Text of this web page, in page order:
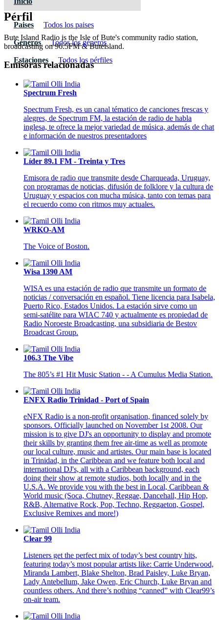
Paises Todos los paises
Géneros Todos los géneros
Estaciones Todos los pérfiles
Pérfil
Bute Island Radio is the Isle of Bute's community radio station,
broadcasting on 96.5FM & Buteisland.
Emisoras relacionadas
Spectrum Fresh
Spectrum Fresh, es un canal tématico de canciones frescas y
alegres, de Spectrum FM, la estación de radio de habla
inglesa, te ofrece la mejor variedad de música, además de chat
e información de nuestros presentadores
Líder 89.1 FM - Treinta y Tres
Emisora de radio que transmite desde Charqueada, Uruguay,
con programas de noticias, difusión de folklore y la cultura de
Uruguay y espacios con mucha música, tanto con temas para
el recuerdo como con ritmos muy actuales.
WRKO-AM
The Voice of Boston.
Wisa 1390 AM
WISA es una estación de radio que transmite un formato de
noticias / conversación en español. Tiene licencia para Isabela,
Puerto Rico, Estados Unidos. La estación sirve como un
semi-satélite para WIAC 740 y actualmente es propiedad de
Radio Noroeste Broadcasting, una subsidiaria de Bestov
Broadcast Group.
106.3 The Vibe
The 805’s #1 Hit Music Station - - A Cumulus Media Station.
ENFX Radio Trinidad - Port of Spain
eNFX Radio is a non-profit organisation, financed solely by
sponsors. Officially launched on November 1st 2008. Our
mission is to give DJ's an opportunity to display and promote
their skills by granting them free air-time as well as promote
our local culture, music and artistes. Our main base is located
in Trinidad, in the Caribbean and we feature both local and
international DJ's, all with a Caribbean background, each
doing their show at remote studios, both locally and in the
U.S.A. We provide you with the best in Local, Caribbean &
World music (Soca, Chutney, Reggae, Dancehall, Hip Hop,
R&B, Alternative Rock, Pop, Techno, Reggaeton, Gospel,
Exclusive Remixes and more!)
Clear 99
Listeners get the perfect mix of today’s best country hits,
featuring today’s most popular artists like: Carrie Underwood,
Miranda Lambert, Blake Shelton, Brad Paisley, Luke Bryan,
Lady Antebellum, Jake Owen, Eric Church, Luke Bryan and
countless others. And there’s nothing “canned” with Clear99’s
on-air team.